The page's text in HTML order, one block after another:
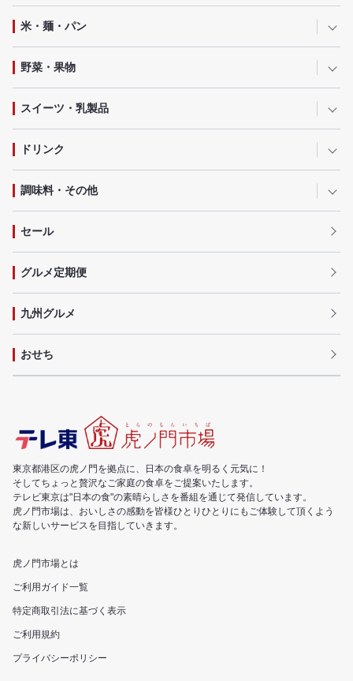
米・麺・パン
野菜・果物
スイーツ・乳製品
ドリンク
調味料・その他
セール
グルメ定期便
九州グルメ
おせち
東京都港区の虎ノ門を拠点に、日本の食卓を明るく元気に！
そしてちょっと贅沢なご家庭の食卓をご提案いたします。
テレビ東京は"日本の食"の素晴らしさを番組を通じて発信しています。
虎ノ門市場は、おいしさの感動を皆様ひとりひとりにもご体験して頂くよう
な新しいサービスを目指していきます。
虎ノ門市場とは
ご利用ガイド一覧
特定商取引法に基づく表示
ご利用規約
プライバシーポリシー